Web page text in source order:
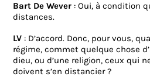
Bart De Wever : Oui, à condition
distances.
LV : D’accord. Donc, pour vous,
régime, commet quelque chose
dieu, ou d’une religion, ceux qui
doivent s’en distancier ?